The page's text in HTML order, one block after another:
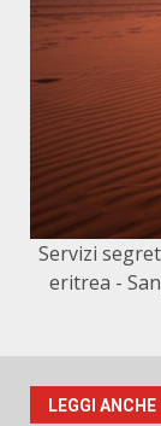
Servizi
eritrea -
LEGGI ANCHE